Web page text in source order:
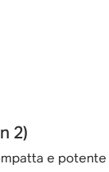
2)
e potente